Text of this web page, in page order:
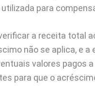
para
a receita total
não se aplica, e
valores pagos
para que o